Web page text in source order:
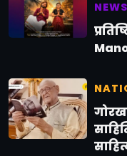
NEWS